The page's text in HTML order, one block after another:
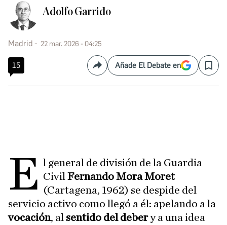
Adolfo Garrido
Madrid 22 mar. 2026 - 04:25
15 CompartirAñade El Debate en Save
E l general de división de la Guardia
CivilFernando Mora Moret
(Cartagena, 1962) se despide del
servicio activo como llegó a él: apelando a la
vocación, al sentido del debery a una idea